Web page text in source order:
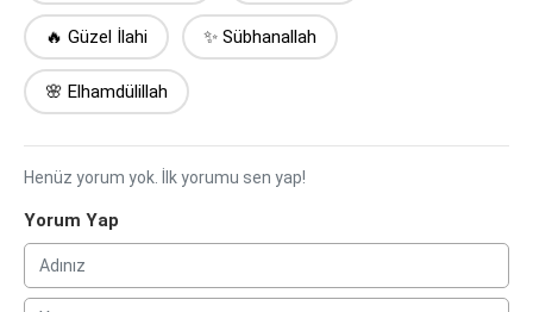
🔥 Güzel İlahi ✨ Sübhanallah
🌸 Elhamdülillah
Henüz yorum yok. İlk yorumu sen yap!
Yorum Yap